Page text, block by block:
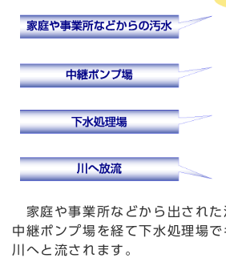
家庭や事業所などから出された
中継ポンプ場を経て下水処理場で
川へと流されます。